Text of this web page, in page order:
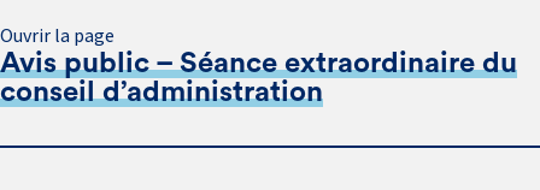
Ouvrir la page
Avis public – Séance extraordinaire du
conseil d’administration